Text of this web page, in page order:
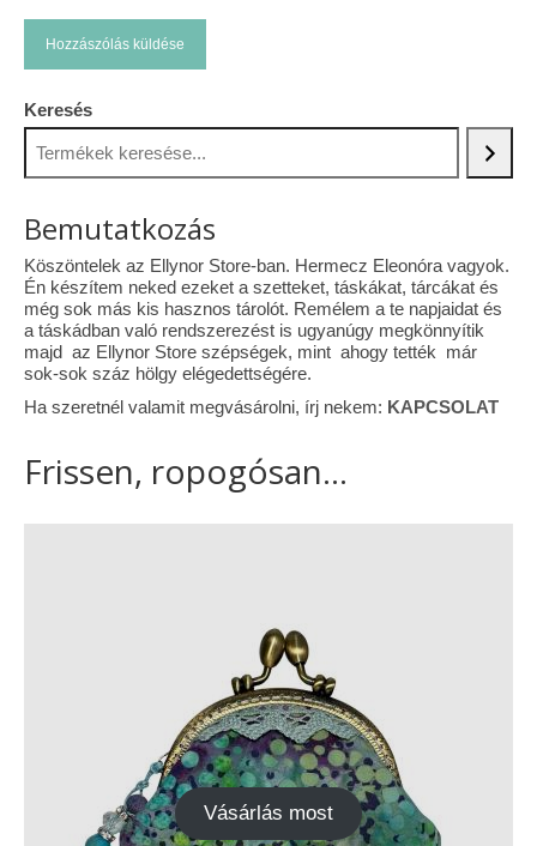
Keresés
Bemutatkozás
Köszöntelek az Ellynor Store-ban. Hermecz Eleonóra vagyok.
Én készítem neked ezeket a szetteket, táskákat, tárcákat és
még sok más kis hasznos tárolót. Remélem a te napjaidat és
a táskádban való rendszerezést is ugyanúgy megkönnyítik
majd az Ellynor Store szépségek, mint ahogy tették már
sok-sok száz hölgy elégedettségére.
Ha szeretnél valamit megvásárolni, írj nekem: KAPCSOLAT
Frissen, ropogósan...
Vásárlás most